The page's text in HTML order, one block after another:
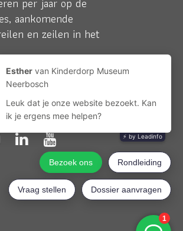
aankomende
en zeilen in het